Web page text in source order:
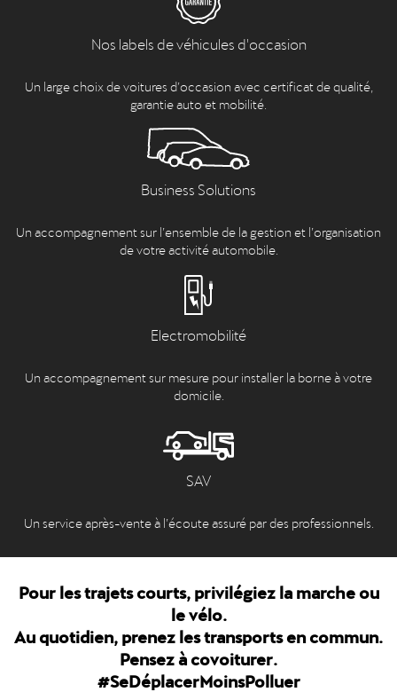
Nos labels de véhicules d'occasion
Un large choix de voitures d’occasion avec certificat de qualité,
garantie auto et mobilité.
Business Solutions
Un accompagnement sur l’ensemble de la gestion et l’organisation
de votre activité automobile.
Electromobilité
Un accompagnement sur mesure pour installer la borne à votre
domicile.
SAV
Un service après-vente à l’écoute assuré par des professionnels.
Pour les trajets courts, privilégiez la marche ou
le vélo.
Au quotidien, prenez les transports en commun.
Pensez à covoiturer.
#SeDéplacerMoinsPolluer